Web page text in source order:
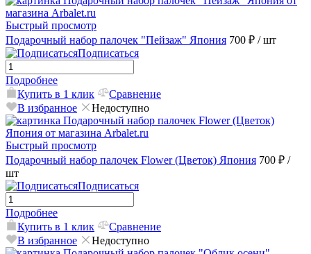
Быстрый просмотр
Подарочный набор палочек "Пейзаж" Япония 700 ₽ / шт
Подписаться
Подробнее
Купить в 1 клик
Сравнение
В избранное
Недоступно
Быстрый просмотр
Подарочный набор палочек Flower (Цветок) Япония 700 ₽ /
шт
Подписаться
Подробнее
Купить в 1 клик
Сравнение
В избранное
Недоступно